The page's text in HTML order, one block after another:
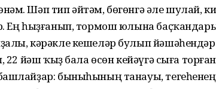
Шәп тип әйтәм, бөгөнгә әле шулай,
Ең һыҙғанып, тормош юлына
кәрәкле кешеләр булып йәшәһендәр
22 йәш ҡыҙ бала өсөн кейәүгә сыға
быныһының танауы,